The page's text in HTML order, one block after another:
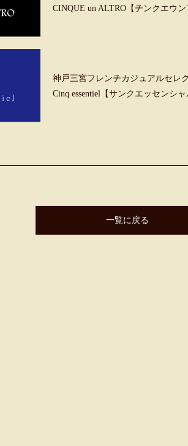
CINQUE un ALTRO【チンクエウン
神戸三宮フレンチカジュアルセレ
Cinq essentiel【サンクエッセンシャ
一覧に戻る